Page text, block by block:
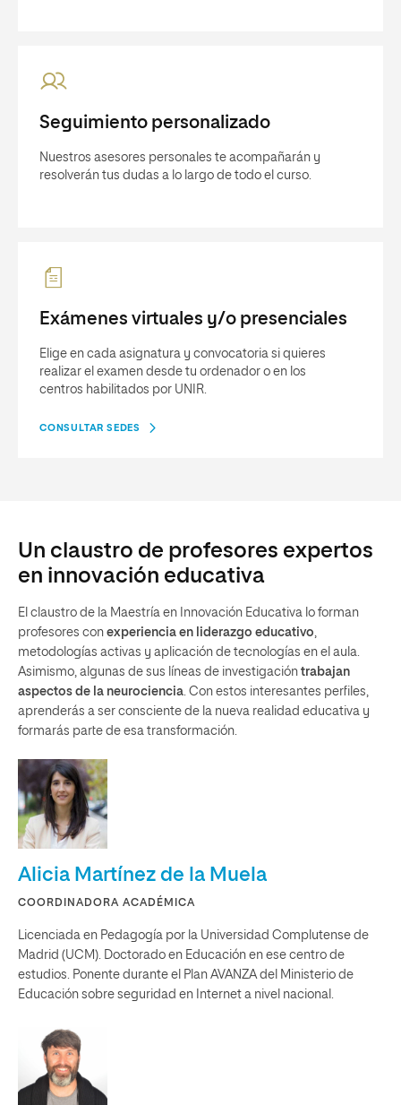
Seguimiento personalizado
Nuestros asesores personales te acompañarán y
resolverán tus dudas a lo largo de todo el curso.
Exámenes virtuales y/o presenciales
Elige en cada asignatura y convocatoria si quieres
realizar el examen desde tu ordenador o en los
centros habilitados por UNIR.
CONSULTAR SEDES
Un claustro de profesores expertos
en innovación educativa
El claustro de la Maestría en Innovación Educativa lo forman
profesores con experiencia en liderazgo educativo,
metodologías activas y aplicación de tecnologías en el aula.
Asimismo, algunas de sus líneas de investigación trabajan
aspectos de la neurociencia. Con estos interesantes perfiles,
aprenderás a ser consciente de la nueva realidad educativa y
formarás parte de esa transformación.
Alicia Martínez de la Muela
COORDINADORA ACADÉMICA
Licenciada en Pedagogía por la Universidad Complutense de
Madrid (UCM). Doctorado en Educación en ese centro de
estudios. Ponente durante el Plan AVANZA del Ministerio de
Educación sobre seguridad en Internet a nivel nacional.